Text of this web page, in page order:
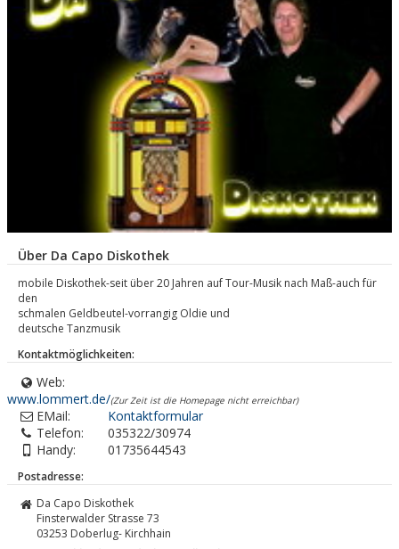
Über Da Capo Diskothek
mobile Diskothek-seit über 20 Jahren auf Tour-Musik nach Maß-auch für
den
schmalen Geldbeutel-vorrangig Oldie und
deutsche Tanzmusik
Kontaktmöglichkeiten:
Web:
www.lommert.de/(Zur Zeit ist die Homepage nicht erreichbar)
EMail:
Kontaktformular
Telefon:
035322/30974
Handy:
01735644543
Postadresse:
Da Capo Diskothek
Finsterwalder Strasse 73
03253 Doberlug- Kirchhain